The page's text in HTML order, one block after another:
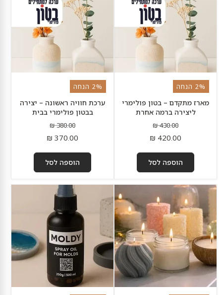
פולימרי
ליצירה
2% הנחה
מארז מתקדם – בטון פולימרי
ליצירה ברמה אחרת
מחיר
מקורי
430.00 ₪
מחיר
נוכחי
420.00 ₪
הוספה לסל
פולימרי
2% הנחה
ערכת חוויה ראשונה – יצירה
בבטון פולימרי בבית
מחיר
מקורי
380.00 ₪
מחיר
נוכחי
370.00 ₪
הוספה לסל
שעוות
דבורים
לבנה
לנרות
–
100%
טבעית
|
זמין
בחנויות
בלבד
שמן
תבניות
Moldy
מתבניות
סיליקון
|
גרייש
בשכונה
אשקלון